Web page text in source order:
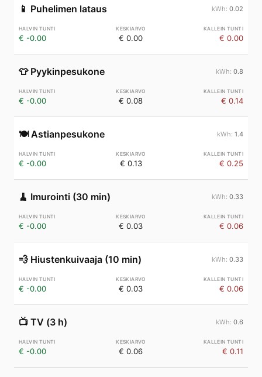
📱 Puhelimen lataus 0.02
€ -0.00 € 0.00 € 0.00
👕 Pyykinpesukone 0.8
€ -0.00 € 0.08 € 0.14
🍽️ Astianpesukone 1.4
€ -0.00 € 0.13 € 0.25
🧹 Imurointi (30 min) 0.33
€ -0.00 € 0.03 € 0.06
💨 Hiustenkuivaaja (10 min) 0.33
€ -0.00 € 0.03 € 0.06
📺 TV (3 h) 0.6
€ -0.00 € 0.06 € 0.11